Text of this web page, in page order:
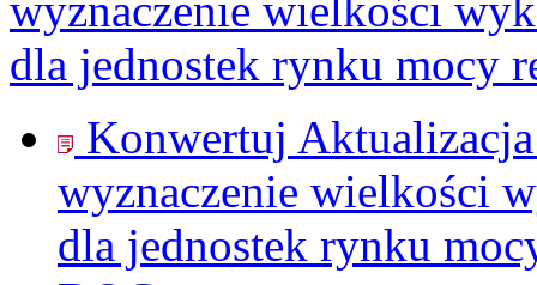
wyznaczenie wielkości
dla jednostek rynku mocy
Konwertuj
wyznaczenie wielkości
dla jednostek rynku